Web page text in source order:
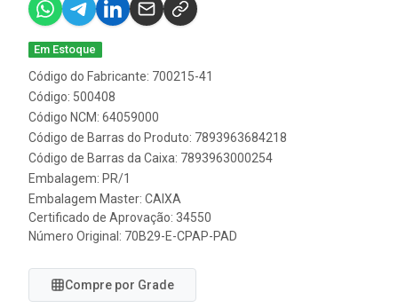
Em Estoque
Código do Fabricante: 700215-41
Código: 500408
Código NCM: 64059000
Código de Barras do Produto: 7893963684218
Código de Barras da Caixa: 7893963000254
Embalagem: PR/1
Embalagem Master: CAIXA
Certificado de Aprovação: 34550
Número Original: 70B29-E-CPAP-PAD
Compre por Grade